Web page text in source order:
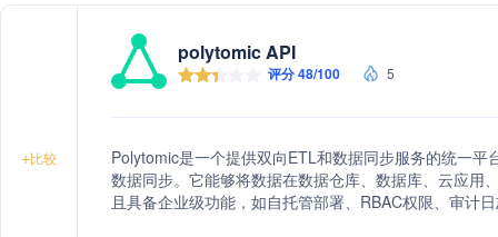
+比较
polytomic API
评分 48/100 5
Polytomic是一个提供双向ETL和数据同步服务的统一
数据同步。它能够将数据在数据仓库、数据库、云应用
且具备企业级功能，如自托管部署、RBAC权限、审计